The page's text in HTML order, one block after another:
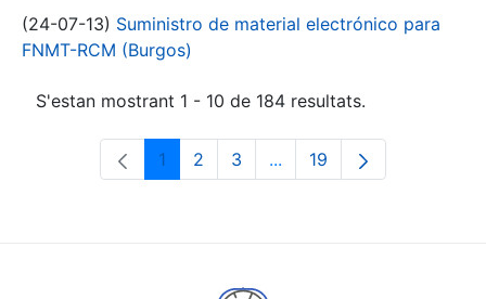
(24-07-13) Suministro de material electrónico para
FNMT-RCM (Burgos)
S'estan mostrant 1 - 10 de 184 resultats.
Pàgina
1 Pàgina
2 Pàgina
3 ...Pàgines intermèdies
Pàgina
19